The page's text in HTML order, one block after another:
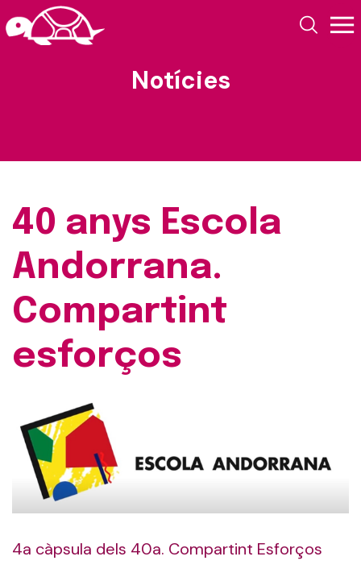
Notícies
40 anys Escola
Andorrana.
Compartint
esforços
4a càpsula dels 40a. Compartint Esforços